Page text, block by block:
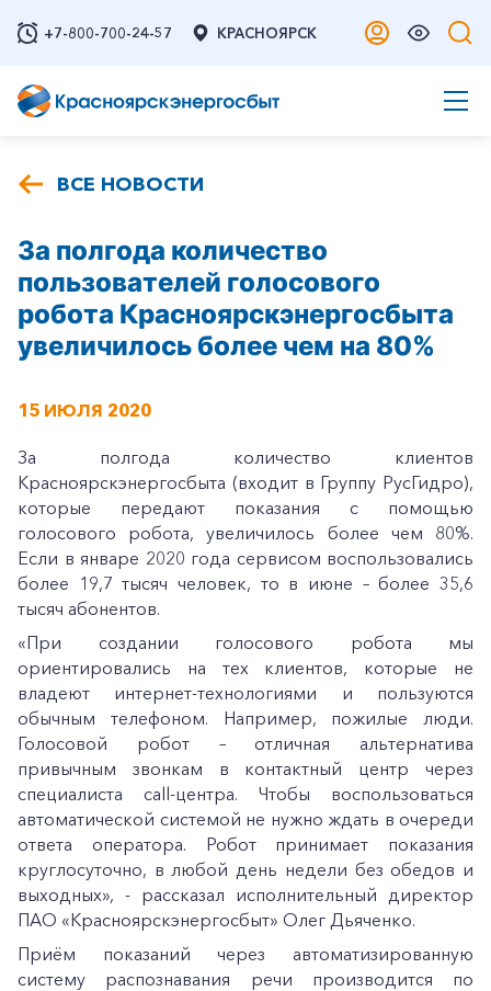
+7-800-700-24-57 КРАСНОЯРСК
ВСЕ НОВОСТИ
За полгода количество
пользователей голосового
робота Красноярскэнергосбыта
увеличилось более чем на 80%
15 ИЮЛЯ 2020
За полгода количество клиентов
Красноярскэнергосбыта (входит в Группу РусГидро),
которые передают показания с помощью
голосового робота, увеличилось более чем 80%.
Если в январе 2020 года сервисом воспользовались
более 19,7 тысяч человек, то в июне – более 35,6
тысяч абонентов.
«При создании голосового робота мы
ориентировались на тех клиентов, которые не
владеют интернет-технологиями и пользуются
обычным телефоном. Например, пожилые люди.
Голосовой робот – отличная альтернатива
привычным звонкам в контактный центр через
специалиста call-центра. Чтобы воспользоваться
автоматической системой не нужно ждать в очереди
ответа оператора. Робот принимает показания
круглосуточно, в любой день недели без обедов и
выходных», - рассказал исполнительный директор
ПАО «Красноярскэнергосбыт» Олег Дьяченко.
Приём показаний через автоматизированную
систему распознавания речи производится по